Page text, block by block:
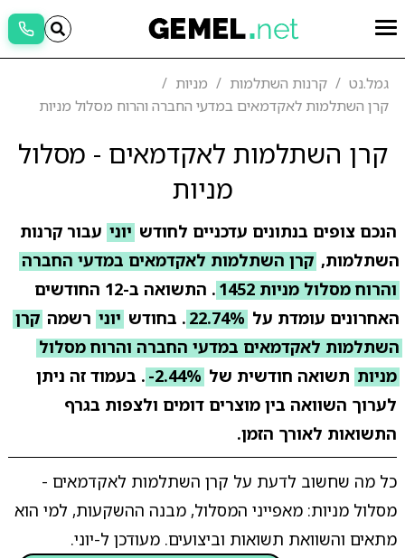
גמל.נט קרנות השתלמות
מניות
קרן השתלמות לאקדמאים במדעי החברה והרוח מסלול מניות
קרן השתלמות לאקדמאים - מסלול
מניות
הנכם צופים בנתונים עדכניים לחודש יוני עבור קרנות
השתלמות, קרן השתלמות לאקדמאים במדעי החברה
והרוח מסלול מניות 1452
. התשואה ב-12 החודשים
האחרונים עומדת על 22.74% . בחודש יוני רשמה קרן
השתלמות לאקדמאים במדעי החברה והרוח מסלול
מניות תשואה חודשית של -2.44% . בעמוד זה ניתן
לערוך השוואה בין מוצרים דומים ולצפות בגרף
התשואות לאורך הזמן.
כל מה שחשוב לדעת על קרן השתלמות לאקדמאים -
מסלול מניות: מאפייני המסלול, מבנה ההשקעות, למי הוא
מתאים והשוואת תשואות וביצועים. מעודכן ל-יוני.